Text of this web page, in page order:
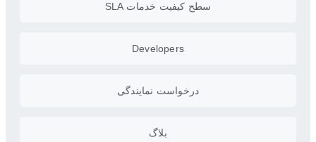
سطح کیفیت خدمات SLA
Developers
درخواست نمایندگی
بلاگ